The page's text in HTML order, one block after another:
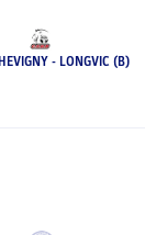
- LONGVIC (B)